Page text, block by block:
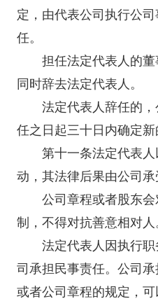
定，由代表公司执行公
任。
担任法定代表人的董
同时辞去法定代表人。
法定代表人辞任的，
任之日起三十日内确定新
第十一条法定代表人
动，其法律后果由公司承
公司章程或者股东会
制，不得对抗善意相对人
法定代表人因执行职
司承担民事责任。公司
或者公司章程的规定，